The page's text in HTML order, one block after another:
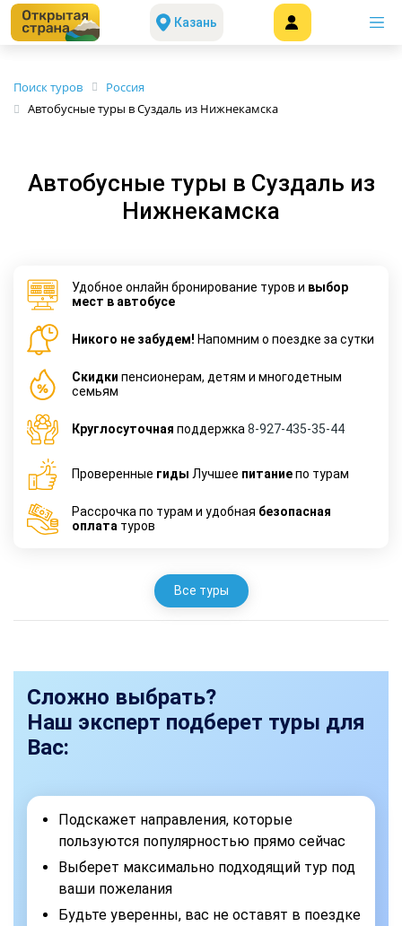
Казань
Поиск туров
Россия
Автобусные туры в Суздаль из Нижнекамска
Автобусные туры в Суздаль из
Нижнекамска
Удобное онлайн бронирование туров и выбор
мест в автобусе
Никого не забудем! Напомним о поездке за сутки
Cкидки пенсионерам, детям и многодетным
семьям
Круглосуточная поддержка 8-927-435-35-44
Проверенные гиды Лучшее питаниепо турам
Рассрочка по турам и удобная безопасная
оплата туров
Все туры
Сложно выбрать?
Наш эксперт подберет туры для
Вас:
Подскажет направления, которые
пользуются популярностью прямо сейчас
Выберет максимально подходящий тур под
ваши пожелания
Будьте уверенны, вас не оставят в поездке